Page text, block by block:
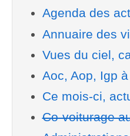
Agenda des
Annuaire des
Vues du ciel,
Aoc, Aop, Igp
Ce mois-ci,
Co-voiturage